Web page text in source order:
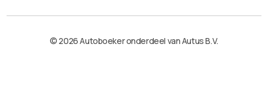
© 2026 Autoboeker onderdeel van Autus B.V.